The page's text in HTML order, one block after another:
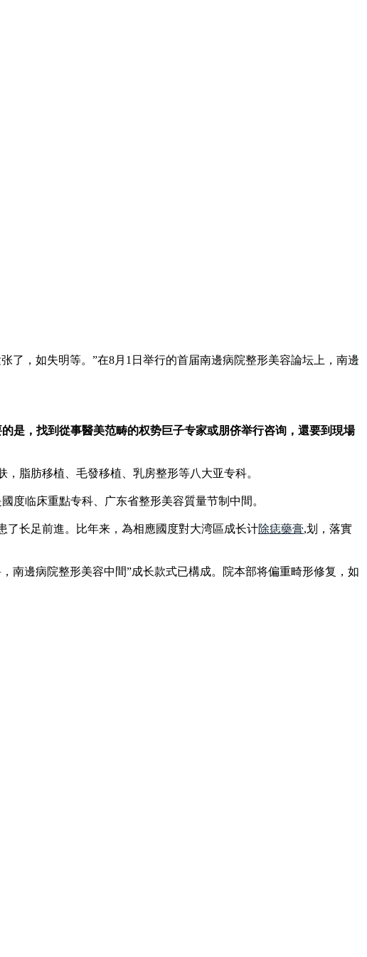
了，如失明等。”在8月1日举行的首届南邊病院整形美容論坛上，南邊
是，找到從事醫美范畴的权势巨子专家或朋侪举行咨询，還要到現場
脂肪移植、毛發移植、乳房整形等八大亚专科。
度临床重點专科、广东省整形美容質量节制中間。
长足前進。比年来，為相應國度對大湾區成长计除痣藥膏,划，落實
南邊病院整形美容中間”成长款式已構成。院本部将偏重畸形修复，如